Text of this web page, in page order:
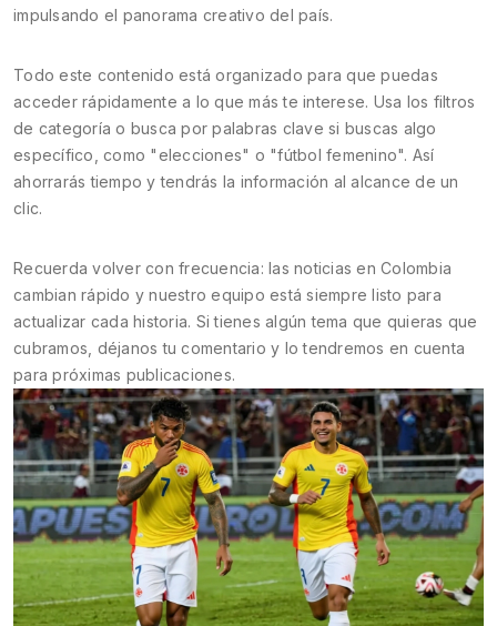
impulsando el panorama creativo del país.
Todo este contenido está organizado para que puedas
acceder rápidamente a lo que más te interese. Usa los filtros
de categoría o busca por palabras clave si buscas algo
específico, como "elecciones" o "fútbol femenino". Así
ahorrarás tiempo y tendrás la información al alcance de un
clic.
Recuerda volver con frecuencia: las noticias en Colombia
cambian rápido y nuestro equipo está siempre listo para
actualizar cada historia. Si tienes algún tema que quieras que
cubramos, déjanos tu comentario y lo tendremos en cuenta
para próximas publicaciones.